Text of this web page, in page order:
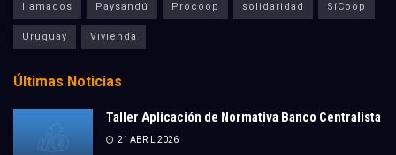
llamados Paysandú Procoop solidaridad SíCoop
Uruguay Vivienda
Últimas Noticias
Taller Aplicación de Normativa Banco Centralista
21 ABRIL 2026